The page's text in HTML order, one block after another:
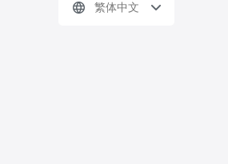
繁体中文